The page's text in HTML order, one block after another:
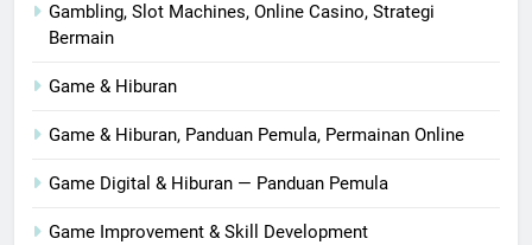
Gambling, Slot Machines, Online Casino, Strategi
Bermain
Game & Hiburan
Game & Hiburan, Panduan Pemula, Permainan Online
Game Digital & Hiburan — Panduan Pemula
Game Improvement & Skill Development